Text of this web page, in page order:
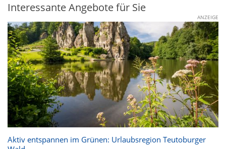
Interessante Angebote für Sie
ANZEIGE
Aktiv entspannen im Grünen: Urlaubsregion Teutoburger